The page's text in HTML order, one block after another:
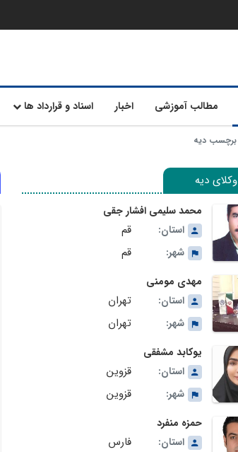
مطالب آموزشی اخبار اسناد و قرارداد ها
برچسب دیه
وکلای دیه
محمد سلیمی افشار جقی
استان:
قم
شهر: قم
مهدی مومنی
استان:
تهران
شهر: تهران
یوکابد مشفقی
استان:
قزوین
شهر: قزوین
حمزه منفرد
استان:
فارس